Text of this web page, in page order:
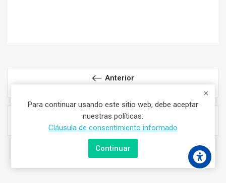
Anterior
Siguiente
Viola 4to Año PFG
Para continuar usando este sitio web, debe aceptar
nuestras políticas:
Cláusula de consentimiento informado
Continuar